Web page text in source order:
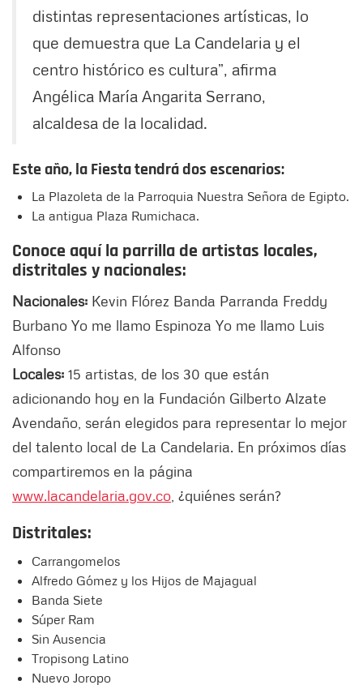
distintas representaciones artísticas, lo
que demuestra que La Candelaria y el
centro histórico es cultura”, afirma
Angélica María Angarita Serrano,
alcaldesa de la localidad.
Este año, la Fiesta tendrá dos escenarios:
La Plazoleta de la Parroquia Nuestra Señora de Egipto.
La antigua Plaza Rumichaca.
Conoce aquí la parrilla de artistas locales,
distritales y nacionales:
Nacionales: Kevin Flórez Banda Parranda Freddy
Burbano Yo me llamo Espinoza Yo me llamo Luis
Alfonso
Locales: 15 artistas, de los 30 que están
adicionando hoy en la Fundación Gilberto Alzate
Avendaño, serán elegidos para representar lo mejor
del talento local de La Candelaria. En próximos días
compartiremos en la página
www.lacandelaria.gov.co , ¿quiénes serán?
Distritales:
Carrangomelos
Alfredo Gómez y los Hijos de Majagual
Banda Siete
Súper Ram
Sin Ausencia
Tropisong Latino
Nuevo Joropo